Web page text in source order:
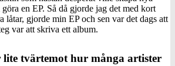
en EP. Så då gjorde jag det med kort
låtar, gjorde min EP och sen var det dags att
var att skriva ett album.
tvärtemot hur många artister